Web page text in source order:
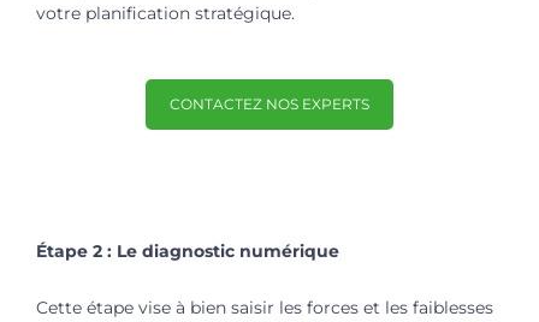
votre planification stratégique.
CONTACTEZ NOS EXPERTS
Étape 2 : Le diagnostic numérique
Cette étape vise à bien saisir les forces et les faiblesses